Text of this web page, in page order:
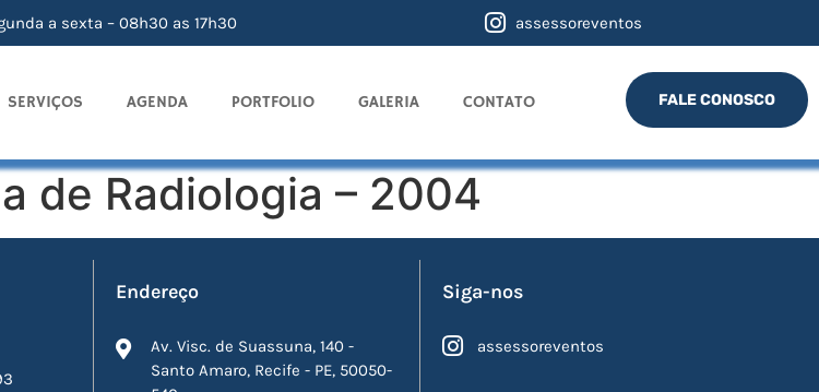
a sexta – 08h30 as 17h30 assessoreventos
SERVIÇOS AGENDA PORTFOLIO GALERIA CONTATO FALE CONOSCO
de Radiologia – 2004
Endereço
Av. Visc. de Suassuna, 140 -
Santo Amaro, Recife - PE, 50050-
Siga-nos
assessoreventos